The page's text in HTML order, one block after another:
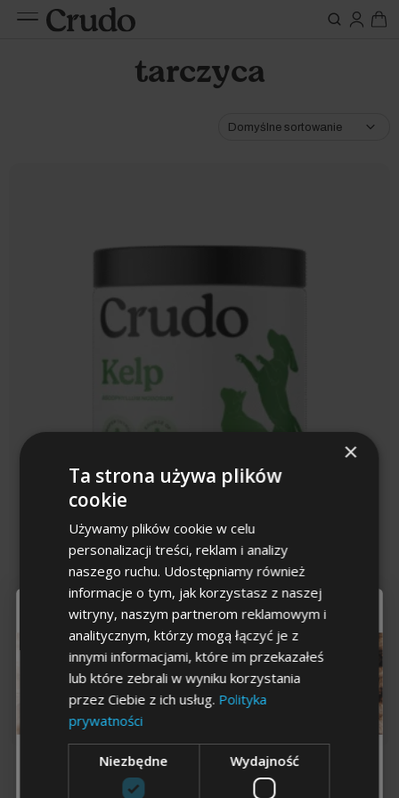
Do karm
tarczyca
Crudo Algi brunatne 300g
Wspierają pracę tarczycy dzięki wysokiej zawartości jodu
Pomagają w naturalnej detoksykacji organizmu
Poprawiają stan skóry i sierści
34,99zł
To jużostatni krok
Dla kogo chceszodbierać
×
Ta strona używa plików
cookie
Używamy plików cookie w celu
personalizacji treści, reklam i analizy
naszego ruchu. Udostępniamy również
informacje o tym, jak korzystasz z naszej
witryny, naszym partnerom reklamowym i
analitycznym, którzy mogą łączyć je z
innymi informacjami, które im przekazałeś
lub które zebrali w wyniku korzystania
przez Ciebie z ich usług. Polityka
prywatności
Niezbędne Wydajność